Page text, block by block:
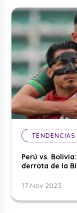
TENDENCIAS
Perú vs.
derrota de la
17 Nov 2023